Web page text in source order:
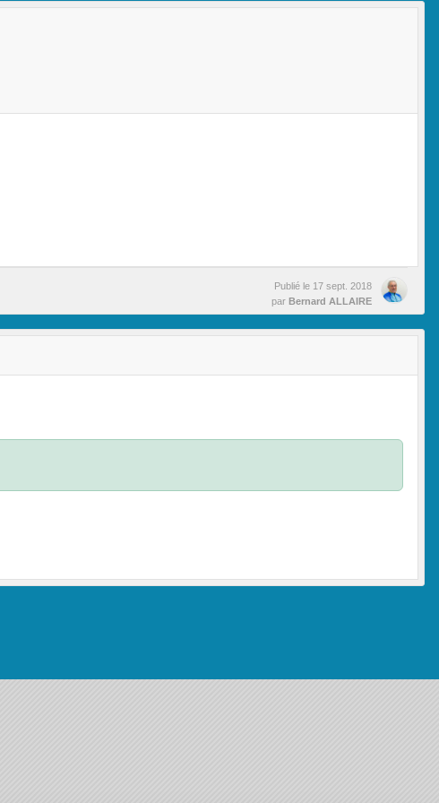
Publié le 17 sept. 2018
par Bernard ALLAIRE